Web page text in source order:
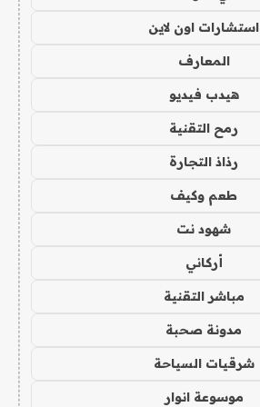
استشارات اون لاين
المعارف
هيدب فيديو
رمح التقنية
رذاذ التجارة
طعم وكيف
شهود نت
أركاني
مباشر التقنية
مدونة صحبة
شرقيات السياحة
موسوعة انوار